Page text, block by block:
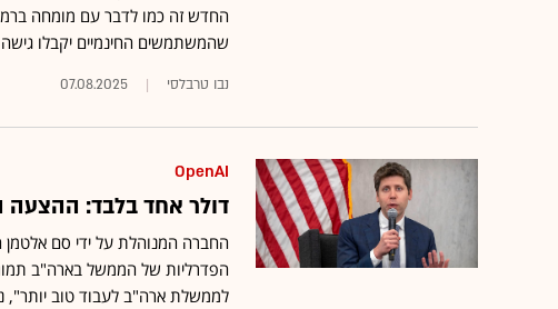
החדש זה כמו לדבר עם מומחה
שהמשתמשים החינמיים יקבלו
נבו טרבלסי 07.08.2025
OpenAI
דולר אחד בלבד:
החברה המנוהלת על ידי סם אלטמן
הפדרליות של הממשל בארה"ב
לממשלת ארה"ב לעבוד טוב